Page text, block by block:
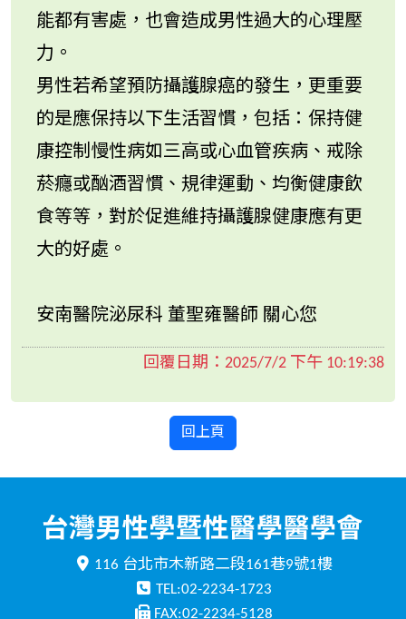
能都有害處，也會造成男性過大的心理壓
力。
男性若希望預防攝護腺癌的發生，更重要
的是應保持以下生活習慣，包括：保持健
康控制慢性病如三高或心血管疾病、戒除
菸癮或酗酒習慣、規律運動、均衡健康飲
食等等，對於促進維持攝護腺健康應有更
大的好處。
安南醫院泌尿科 董聖雍醫師 關心您
回覆日期： 2025/7/2 下午 10:19:38
回上頁
116 台北市木新路二段161巷9號1樓
TEL:02-2234-1723
FAX:02-2234-5128